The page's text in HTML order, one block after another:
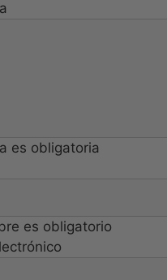
es obligatoria
es obligatorio